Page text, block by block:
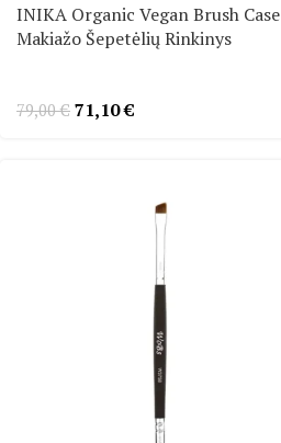
INIKA Organic Vegan Brush Case
Makiažo Šepetėlių Rinkinys
79,00€ 71,10€